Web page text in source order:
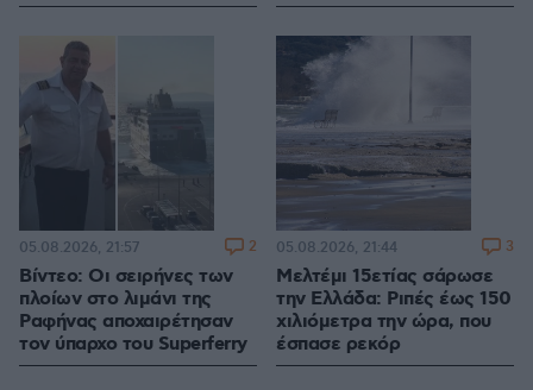
Βίντεο: Οι σειρήνες των
πλοίων στο λιμάνι της
Ραφήνας αποχαιρέτησαν
τον ύπαρχο του Superferry
05.08.2026, 21:57 2
Μελτέμι 15ετίας σάρωσε
την Ελλάδα: Ριπές έως 150
χιλιόμετρα την ώρα, που
έσπασε ρεκόρ
05.08.2026, 21:44 3